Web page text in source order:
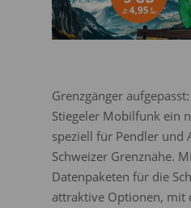
Grenzgänger
Stiegeler Mobilfunk ein
speziell für Pendler und
Schweizer Grenznähe.
Datenpaketen für die
attraktive Optionen, mit